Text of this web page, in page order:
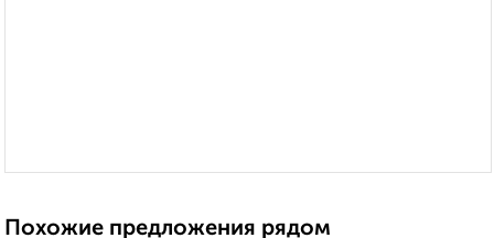
Похожие предложения рядом